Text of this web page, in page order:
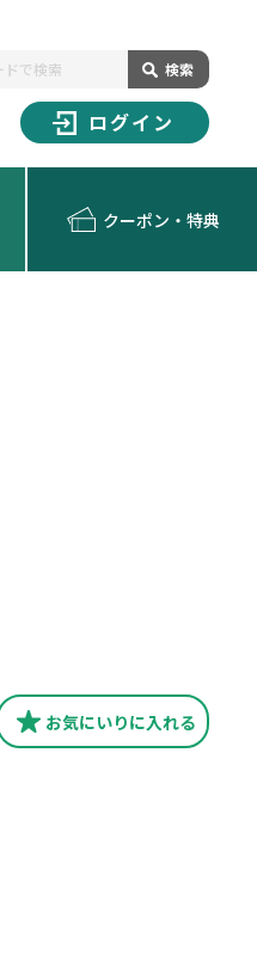
検索
ログイン
クーポン・特典
お気にいりに入れる